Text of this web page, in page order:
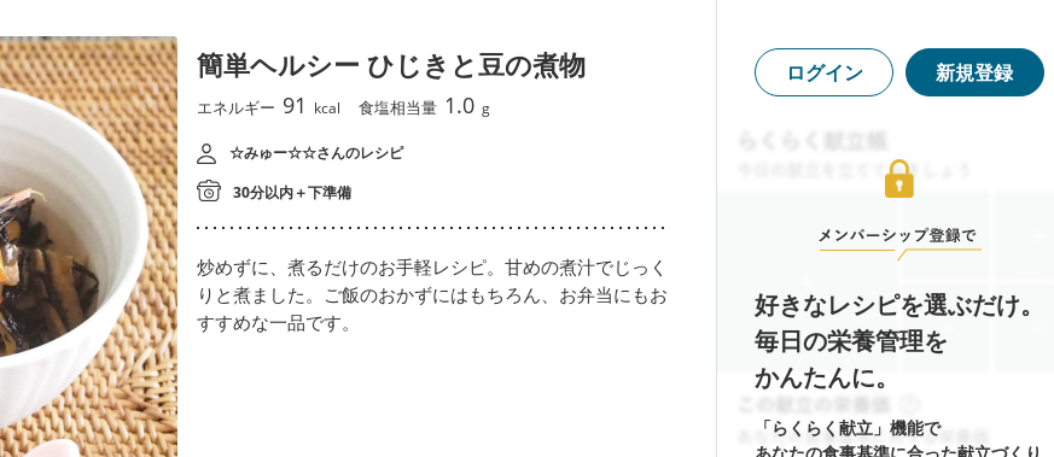
簡単ヘルシー ひじきと豆の煮物
エネルギー 91 kcal 食塩相当量 1.0 g
☆みゅー☆☆さんのレシピ
30分以内＋下準備
炒めずに、煮るだけのお手軽レシピ。甘めの煮汁でじっく
りと煮ました。ご飯のおかずにはもちろん、お弁当にもお
すすめな一品です。
ログイン 新規登録
好きなレシピを選ぶだけ。
毎日の栄養管理を
かんたんに。
「らくらく献立」機能で